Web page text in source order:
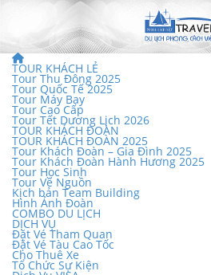
TOUR KHÁCH LẺ
Tour Thu Đông 2025
Tour Quốc Tế 2025
Tour Máy Bay
Tour Cao Cấp
Tour Tết Dương Lịch 2026
TOUR KHÁCH ĐOÀN
TOUR KHÁCH ĐOÀN 2025
Tour Khách Đoàn – Gia Đình 2025
Tour Khách Đoàn Hành Hương 2025
Tour Học Sinh
Tour Về Nguồn
Kịch bản Team Building
Hình Ảnh Đoàn
COMBO DU LỊCH
DỊCH VỤ
Đặt Vé Tham Quan
Đặt Vé Tàu Cao Tốc
Cho Thuê Xe
Tổ Chức Sự Kiện